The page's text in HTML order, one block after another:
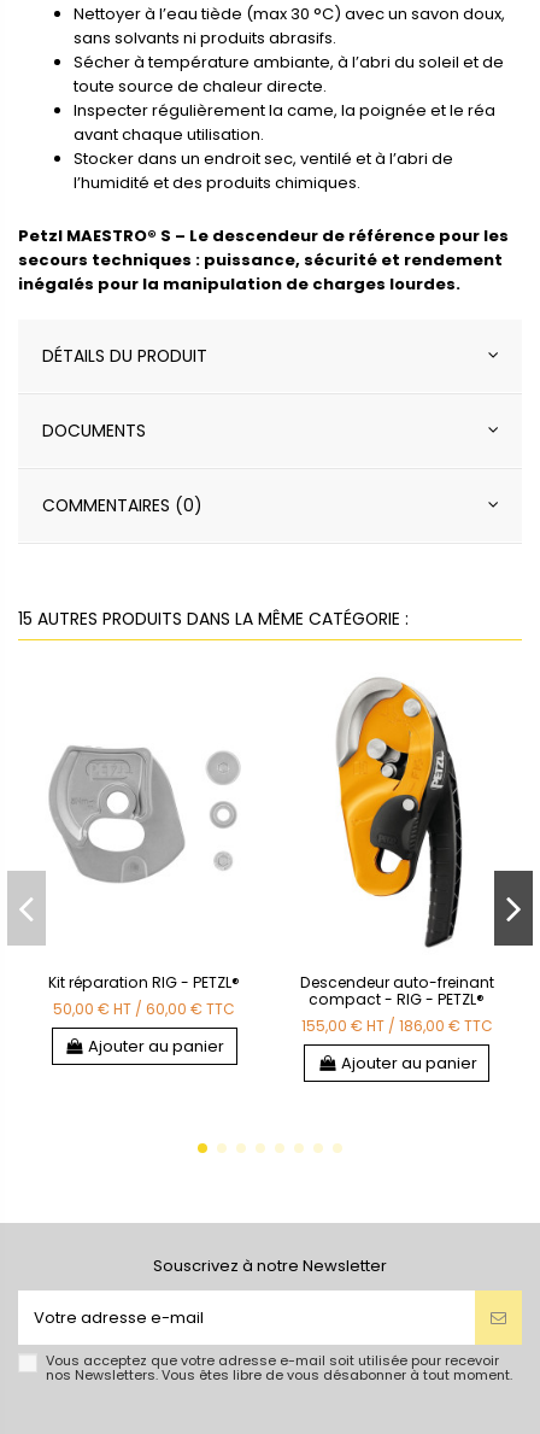
Nettoyer à l’eau tiède (max 30 °C) avec un savon doux,
sans solvants ni produits abrasifs.
Sécher à température ambiante, à l’abri du soleil et de
toute source de chaleur directe.
Inspecter régulièrement la came, la poignée et le réa
avant chaque utilisation.
Stocker dans un endroit sec, ventilé et à l’abri de
l’humidité et des produits chimiques.
Petzl MAESTRO® S – Le descendeur de référence pour les
secours techniques : puissance, sécurité et rendement
inégalés pour la manipulation de charges lourdes.
DÉTAILS DU PRODUIT
DOCUMENTS
COMMENTAIRES (0)
15 AUTRES PRODUITS DANS LA MÊME CATÉGORIE :
Kit réparation RIG - PETZL®
50,00 €HT /60,00 €TTC
Ajouter au panier
Descendeur auto-freinant
compact - RIG - PETZL®
155,00 €HT / 186,00 €TTC
Ajouter au panier
Souscrivez à notre Newsletter
Vous acceptez que votre adresse e-mail soit utilisée pour recevoir
nos Newsletters. Vous êtes libre de vous désabonner à tout moment.